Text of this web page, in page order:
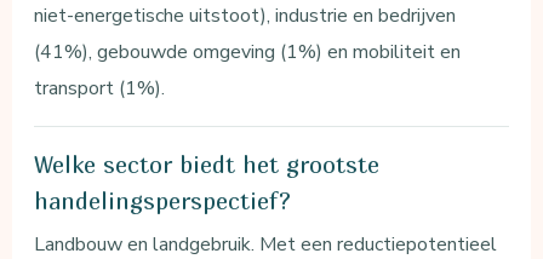
niet-energetische uitstoot), industrie en bedrijven
(41%), gebouwde omgeving (1%) en mobiliteit en
transport (1%).
Welke sector biedt het grootste
handelingsperspectief?
Landbouw en landgebruik. Met een reductiepotentieel